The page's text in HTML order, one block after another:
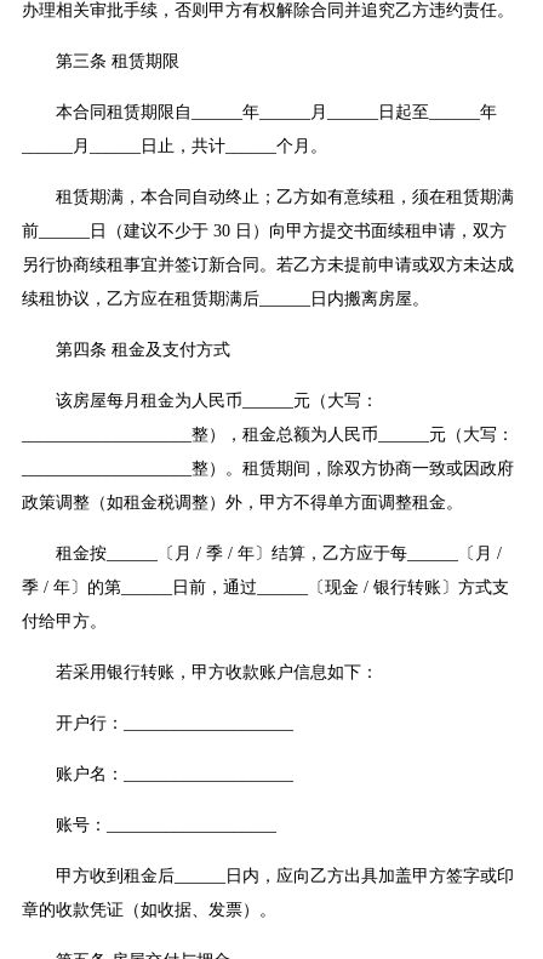
办理相关审批手续，否则甲方有权解除合同并追究乙方违约责任。
第三条 租赁期限
本合同租赁期限自______年______月______日起至______年
______月______日止，共计______个月。
租赁期满，本合同自动终止；乙方如有意续租，须在租赁期满
前______日（建议不少于 30 日）向甲方提交书面续租申请，双方
另行协商续租事宜并签订新合同。若乙方未提前申请或双方未达成
续租协议，乙方应在租赁期满后______日内搬离房屋。
第四条 租金及支付方式
该房屋每月租金为人民币______元（大写：
____________________整），租金总额为人民币______元（大写：
____________________整）。租赁期间，除双方协商一致或因政府
政策调整（如租金税调整）外，甲方不得单方面调整租金。
租金按______〔月 / 季 / 年〕结算，乙方应于每______〔月 /
季 / 年〕的第______日前，通过______〔现金 / 银行转账〕方式支
付给甲方。
若采用银行转账，甲方收款账户信息如下：
开户行：____________________
账户名：____________________
账号：____________________
甲方收到租金后______日内，应向乙方出具加盖甲方签字或印
章的收款凭证（如收据、发票）。